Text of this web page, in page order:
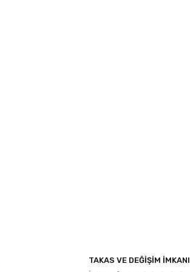
iletebilirsiniz.
TAKAS VE DEĞİŞİM İMKANI